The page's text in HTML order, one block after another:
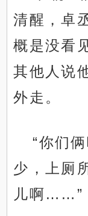
清醒，卓
概是没看
其他人说
外走。
“你们
少，上厕
儿啊……”